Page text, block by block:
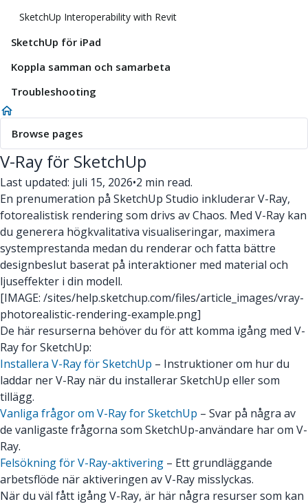
SketchUp Interoperability with Revit
SketchUp för iPad
Koppla samman och samarbeta
Troubleshooting
Browse pages
V-Ray för SketchUp
Last updated: juli 15, 2026•2 min read.
En prenumeration på SketchUp Studio inkluderar V-Ray,
fotorealistisk rendering som drivs av Chaos. Med V-Ray kan
du generera högkvalitativa visualiseringar, maximera
systemprestanda medan du renderar och fatta bättre
designbeslut baserat på interaktioner med material och
ljuseffekter i din modell.
[IMAGE: /sites/help.sketchup.com/files/article_images/vray-
photorealistic-rendering-example.png]
De här resurserna behöver du för att komma igång med V-
Ray for SketchUp:
Installera V-Ray för SketchUp – Instruktioner om hur du
laddar ner V-Ray när du installerar SketchUp eller som
tillägg.
Vanliga frågor om V-Ray for SketchUp – Svar på några av
de vanligaste frågorna som SketchUp-användare har om V-
Ray.
Felsökning för V-Ray-aktivering – Ett grundläggande
arbetsflöde när aktiveringen av V-Ray misslyckas.
När du väl fått igång V-Ray, är här några resurser som kan